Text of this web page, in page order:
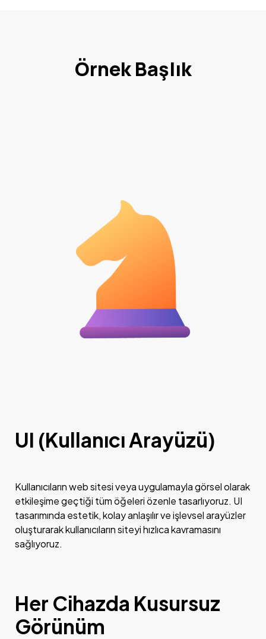
Örnek Başlık
UI (Kullanıcı Arayüzü)
Kullanıcıların web sitesi veya uygulamayla görsel olarak
etkileşime geçtiği tüm öğeleri özenle tasarlıyoruz. UI
tasarımında estetik, kolay anlaşılır ve işlevsel arayüzler
oluşturarak kullanıcıların siteyi hızlıca kavramasını
sağlıyoruz.
Her Cihazda Kusursuz
Görünüm